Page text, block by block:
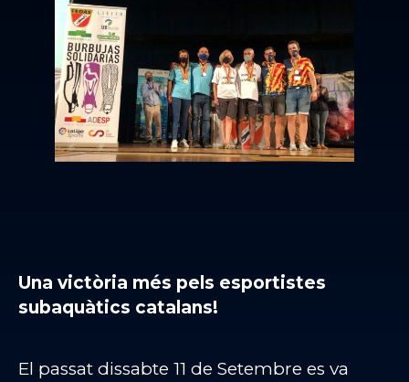
Una victòria més pels esportistes
subaquàtics catalans!
El passat dissabte 11 de Setembre es va